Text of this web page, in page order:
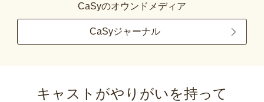
CaSyのオウンドメディア
CaSyジャーナル
キャストがやりがいを持って